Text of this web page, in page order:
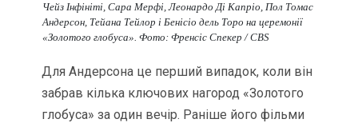
Чейз Інфініті, Сара Мерфі, Леонардо Ді Капріо, Пол Томас
Андерсон, Тейана Тейлор і Бенісіо дель Торо на церемонії
«Золотого глобуса». Фото: Френсіс Спекер / CBS
Для Андерсона це перший випадок, коли він
забрав кілька ключових нагород «Золотого
глобуса» за один вечір. Раніше його фільми